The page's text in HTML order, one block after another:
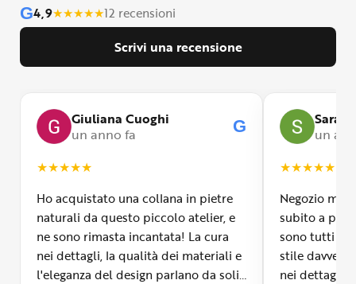
G4,9★★★★★12 recensioni
Scrivi una recensione
Giuliana Cuoghi
un anno fa
G
★★★★★
Ho acquistato una collana in pietre
naturali da questo piccolo atelier, e
ne sono rimasta incantata! La cura
nei dettagli, la qualità dei materiali e
l'eleganza del design parlano da soli.
Sara
un
★★★★★
Negozio
subito a
sono tutti
stile davvero
nei dettagli,